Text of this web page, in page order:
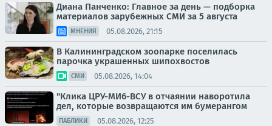
Диана Панченко: Главное за день — подборка
материалов зарубежных СМИ за 5 августа
МНЕНИЯ 05.08.2026, 21:15
В Калининградском зоопарке поселилась
парочка украшенных шипохвостов
СМИ 05.08.2026, 14:04
"Клика ЦРУ-МИ6-ВСУ в отчаянии наворотила
дел, которые возвращаются им бумерангом
ПАБЛИКИ 05.08.2026, 12:25